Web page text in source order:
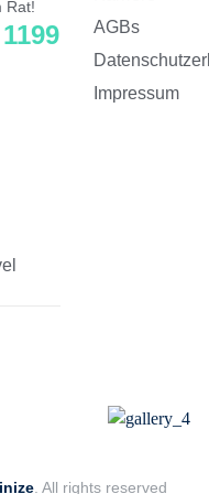
Rat!
AGBs
Impressum
. All rights reserved